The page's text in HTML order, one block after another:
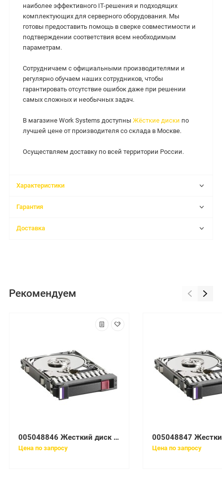
наиболее эффективного IT-решения и подходящих
комплектующих для серверного оборудования. Мы
готовы предоставить помощь в сверке совместимости и
подтверждении соответствия всем необходимым
параметрам.
Сотрудничаем с официальными производителями и
регулярно обучаем наших сотрудников, чтобы
гарантировать отсутствие ошибок даже при решении
самых сложных и необычных задач.
В магазине Work Systems доступны Жёсткие диски по
лучшей цене от производителя со склада в Москве.
Осуществляем доставку по всей территории России.
Характеристики
Гарантия
Доставка
Рекомендуем
005048846 Жесткий диск EMC 146GB 15K 3.5'' Fibre Channel
Цена по запросу Цена по запросу